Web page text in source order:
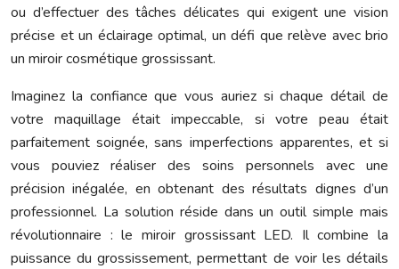
ou d’effectuer des tâches délicates qui exigent une vision
précise et un éclairage optimal, un défi que relève avec brio
un miroir cosmétique grossissant.
Imaginez la confiance que vous auriez si chaque détail de
votre maquillage était impeccable, si votre peau était
parfaitement soignée, sans imperfections apparentes, et si
vous pouviez réaliser des soins personnels avec une
précision inégalée, en obtenant des résultats dignes d’un
professionnel. La solution réside dans un outil simple mais
révolutionnaire : le miroir grossissant LED. Il combine la
puissance du grossissement, permettant de voir les détails